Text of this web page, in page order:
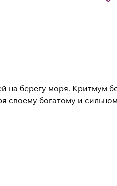
соединениями,
на берегу моря. Критмум
богатому и